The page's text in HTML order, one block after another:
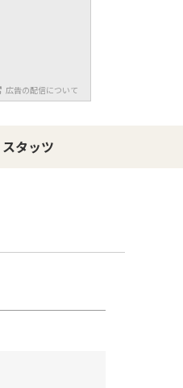
広告の配信について
スタッツ